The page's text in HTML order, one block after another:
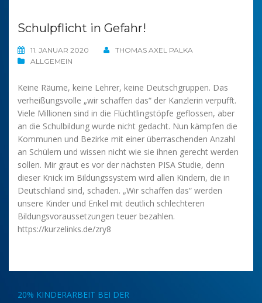
Schulpflicht in Gefahr!
11. JANUAR 2020
THOMAS AXEL PALKA
ALLGEMEIN
Keine Räume, keine Lehrer, keine Deutschgruppen. Das
verheißungsvolle „wir schaffen das“ der Kanzlerin verpufft.
Viele Millionen sind in die Flüchtlingstöpfe geflossen, aber
an die Schulbildung wurde nicht gedacht. Nun kämpfen die
Kommunen und Bezirke mit einer überraschenden Anzahl
an Schülern und wissen nicht wie sie ihnen gerecht werden
sollen. Mir graut es vor der nächsten PISA Studie, denn
dieser Knick im Bildungssystem wird allen Kindern, die in
Deutschland sind, schaden. „Wir schaffen das“ werden
unsere Kinder und Enkel mit deutlich schlechteren
Bildungsvoraussetzungen teuer bezahlen.
https://kurzelinks.de/zry8
Beitragsnavigation
20% KINDERARBEIT BEI DER